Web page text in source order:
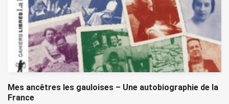
Mes ancêtres les gauloises – Une autobiographie de la
France